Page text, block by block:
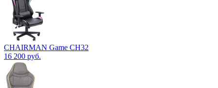
CHAIRMAN Game CH32
16 200 руб.